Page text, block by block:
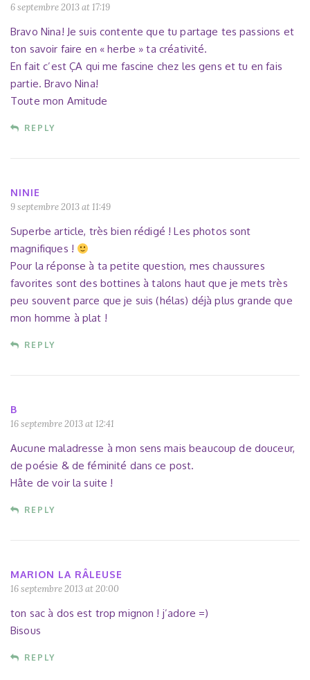
6 septembre 2013 at 17:19
Bravo Nina! Je suis contente que tu partage tes passions et
ton savoir faire en « herbe » ta créativité.
En fait c’est ÇA qui me fascine chez les gens et tu en fais
partie. Bravo Nina!
Toute mon Amitude
REPLY
NINIE
9 septembre 2013 at 11:49
Superbe article, très bien rédigé ! Les photos sont
magnifiques !
Pour la réponse à ta petite question, mes chaussures
favorites sont des bottines à talons haut que je mets très
peu souvent parce que je suis (hélas) déjà plus grande que
mon homme à plat !
REPLY
B
16 septembre 2013 at 12:41
Aucune maladresse à mon sens mais beaucoup de douceur,
de poésie & de féminité dans ce post.
Hâte de voir la suite !
REPLY
MARION LA RÂLEUSE
16 septembre 2013 at 20:00
ton sac à dos est trop mignon ! j’adore =)
Bisous
REPLY